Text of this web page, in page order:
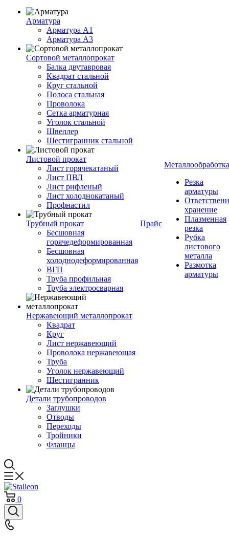
Арматура
Арматура A1
Арматура А3
Сортовой металлопрокат
Балка двутавровая
Квадрат стальной
Круг стальной
Полоса стальная
Проволока
Сетка арматурная
Уголок стальной
Швеллер
Шестигранник стальной
Листовой прокат
Лист горячекатаный
Лист ПВЛ
Лист рифленый
Лист холоднокатаный
Профнастил
Трубный прокат
Бесшовная
горячедеформированная
Бесшовная
холоднодеформированная
ВГП
Труба профильная
Труба электросварная
Нержавеющий металлопрокат
Квадрат
Круг
Лист нержавеющий
Проволока нержавеющая
Труба
Уголок нержавеющий
Шестигранник
Детали трубопроводов
Заглушки
Отводы
Переходы
Тройники
Фланцы
Прайс
Металлообработка
Резка
арматуры
хранение
Плазменная
резка
Рубка
листового
металла
Размотка
арматуры
0